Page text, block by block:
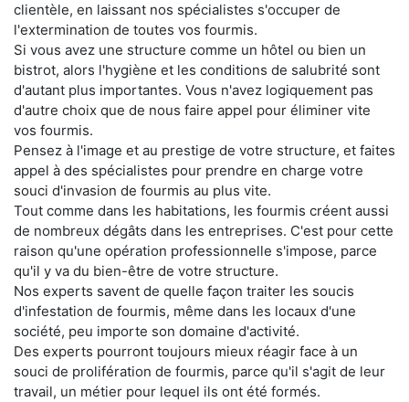
clientèle, en laissant nos spécialistes s'occuper de
l'extermination de toutes vos fourmis.
Si vous avez une structure comme un hôtel ou bien un
bistrot, alors l'hygiène et les conditions de salubrité sont
d'autant plus importantes. Vous n'avez logiquement pas
d'autre choix que de nous faire appel pour éliminer vite
vos fourmis.
Pensez à l'image et au prestige de votre structure, et faites
appel à des spécialistes pour prendre en charge votre
souci d'invasion de fourmis au plus vite.
Tout comme dans les habitations, les fourmis créent aussi
de nombreux dégâts dans les entreprises. C'est pour cette
raison qu'une opération professionnelle s'impose, parce
qu'il y va du bien-être de votre structure.
Nos experts savent de quelle façon traiter les soucis
d'infestation de fourmis, même dans les locaux d'une
société, peu importe son domaine d'activité.
Des experts pourront toujours mieux réagir face à un
souci de prolifération de fourmis, parce qu'il s'agit de leur
travail, un métier pour lequel ils ont été formés.